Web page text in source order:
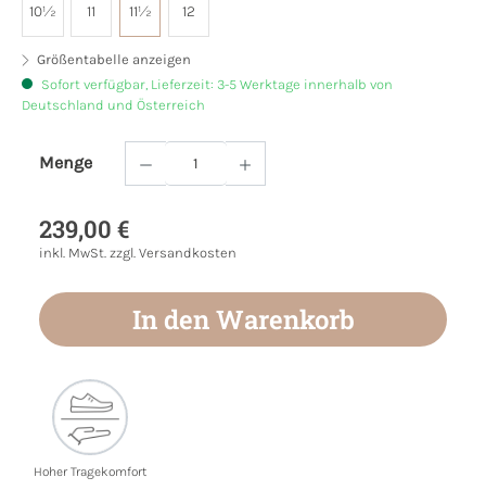
10½ 11 11½ 12
Größentabelle anzeigen
Sofort verfügbar, Lieferzeit: 3-5 Werktage innerhalb von
Deutschland und Österreich
Menge
Produkt Anzahl: Gib den gewünschten
239,00 €
inkl. MwSt. zzgl. Versandkosten
In den Warenkorb
Hoher Tragekomfort